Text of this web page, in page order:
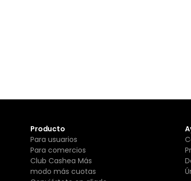
Producto
Para usuarios
Para comercios
Club Cashea Más
modo más cuotas